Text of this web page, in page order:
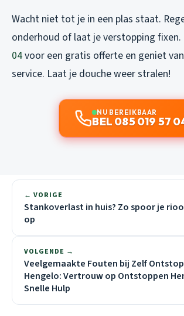
Wacht niet tot je in een plas staat.
onderhoud of laat je verstopping fixen.
04voor een gratis offerte en geniet
service. Laat je douche weer stralen!
NU BEREIKBAAR
BEL 085 019 57
← VORIGE
Stankoverlast in huis? Zo spoor je
op
VOLGENDE →
Veelgemaakte Fouten bij Zelf
Hengelo: Vertrouw op Ontstoppen
Snelle Hulp